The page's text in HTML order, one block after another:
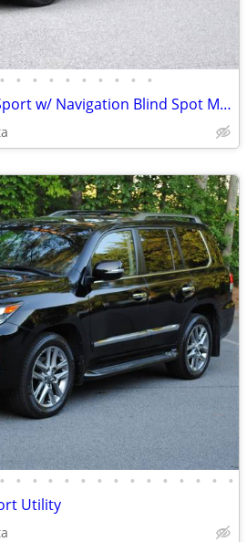
• • • • • • • • • •
2015 Lexus GS 350 F Sport w/ Navigation Blind Spot Monitor
• • • • • • • • • • • • • • •
Utility